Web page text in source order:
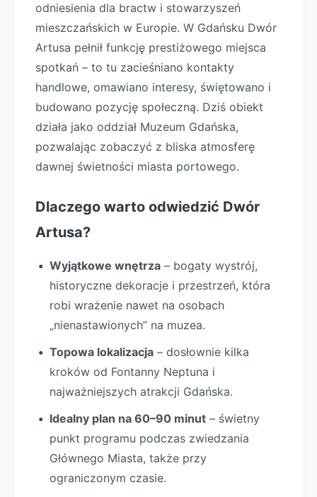
odniesienia dla bractw i stowarzyszeń
mieszczańskich w Europie. W Gdańsku Dwór
Artusa pełnił funkcję prestiżowego miejsca
spotkań – to tu zacieśniano kontakty
handlowe, omawiano interesy, świętowano i
budowano pozycję społeczną. Dziś obiekt
działa jako oddział Muzeum Gdańska,
pozwalając zobaczyć z bliska atmosferę
dawnej świetności miasta portowego.
Dlaczego warto odwiedzić Dwór
Artusa?
Wyjątkowe wnętrza – bogaty wystrój,
historyczne dekoracje i przestrzeń, która
robi wrażenie nawet na osobach
„nienastawionych” na muzea.
Topowa lokalizacja – dosłownie kilka
kroków od Fontanny Neptuna i
najważniejszych atrakcji Gdańska.
Idealny plan na 60–90 minut – świetny
punkt programu podczas zwiedzania
Głównego Miasta, także przy
ograniczonym czasie.